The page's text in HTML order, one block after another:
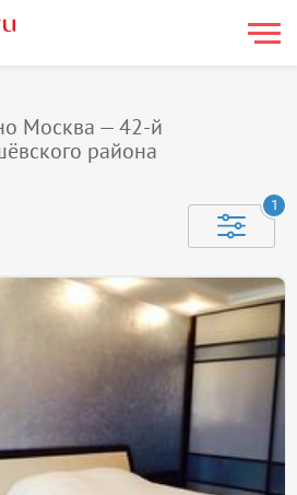
Москва — 42-й
района
1